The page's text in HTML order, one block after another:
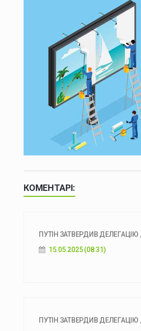
КОМЕНТАРІ:
ПУТІН ЗАТВЕРДИВ
15.05.2025 (08:31)
ПУТІН ЗАТВЕРДИВ